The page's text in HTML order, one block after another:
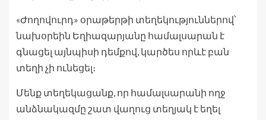
«Ժողովուրդ» օրաթերթի տեղեկություններով՝
նախօրեին Եղիազարյանը համալսարան է
գնացել այնպիսի դեմքով, կարծես որևէ բան
տեղի չի ունեցել։
Մենք տեղեկացանք, որ համալսարանի ողջ
անձնակազմը շատ վաղուց տեղյակ է եղել